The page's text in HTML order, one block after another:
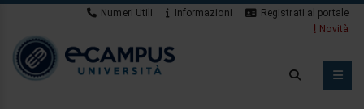
Numeri Utili Informazioni
Registrati al portale
App Studenti